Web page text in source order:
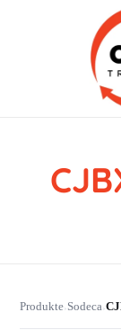
CYP
Professionelle Ersatzteilbeschaffung
Produkte›Sodeca›